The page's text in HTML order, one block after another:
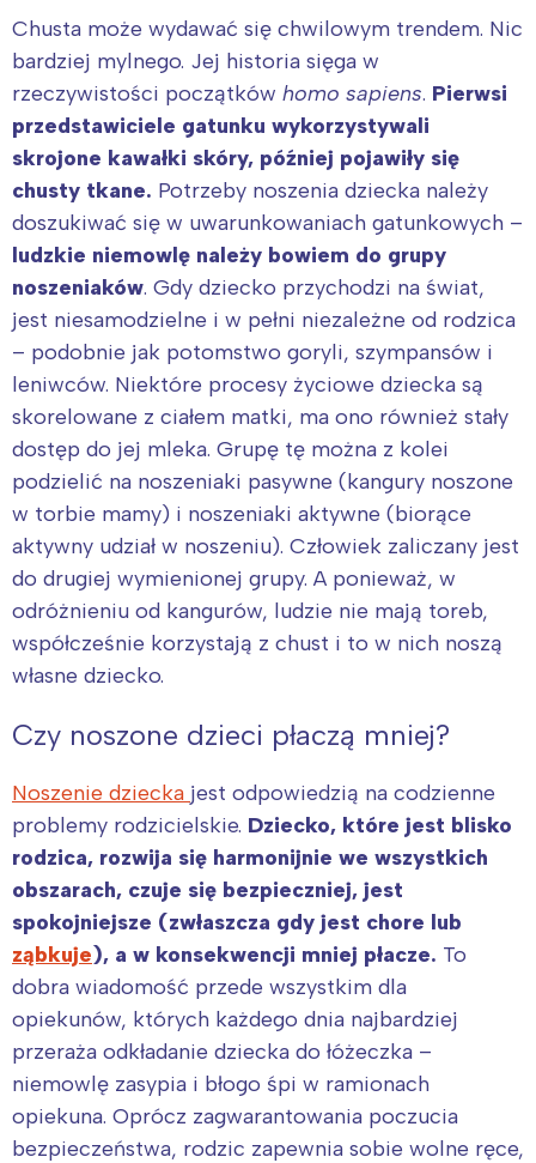
Chusta może wydawać się chwilowym trendem. Nic
bardziej mylnego. Jej historia sięga w
rzeczywistości początków homo sapiens. Pierwsi
przedstawiciele gatunku wykorzystywali
skrojone kawałki skóry, później pojawiły się
chusty tkane. Potrzeby noszenia dziecka należy
doszukiwać się w uwarunkowaniach gatunkowych –
ludzkie niemowlę należy bowiem do grupy
noszeniaków. Gdy dziecko przychodzi na świat,
jest niesamodzielne i w pełni niezależne od rodzica
– podobnie jak potomstwo goryli, szympansów i
leniwców. Niektóre procesy życiowe dziecka są
skorelowane z ciałem matki, ma ono również stały
dostęp do jej mleka. Grupę tę można z kolei
podzielić na noszeniaki pasywne (kangury noszone
w torbie mamy) i noszeniaki aktywne (biorące
aktywny udział w noszeniu). Człowiek zaliczany jest
do drugiej wymienionej grupy. A ponieważ, w
odróżnieniu od kangurów, ludzie nie mają toreb,
współcześnie korzystają z chust i to w nich noszą
własne dziecko.
Czy noszone dzieci płaczą mniej?
Noszenie dziecka jest odpowiedzią na codzienne
problemy rodzicielskie. Dziecko, które jest blisko
rodzica, rozwija się harmonijnie we wszystkich
obszarach, czuje się bezpieczniej, jest
spokojniejsze (zwłaszcza gdy jest chore lub
ząbkuje), a w konsekwencji mniej płacze. To
dobra wiadomość przede wszystkim dla
opiekunów, których każdego dnia najbardziej
przeraża odkładanie dziecka do łóżeczka –
niemowlę zasypia i błogo śpi w ramionach
opiekuna. Oprócz zagwarantowania poczucia
bezpieczeństwa, rodzic zapewnia sobie wolne ręce,